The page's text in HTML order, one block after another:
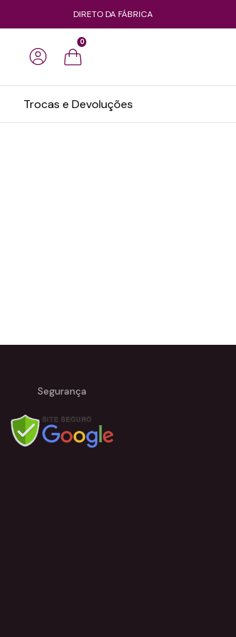
DIRETO DA FÁBRICA
0
Trocas e Devoluções
Segurança